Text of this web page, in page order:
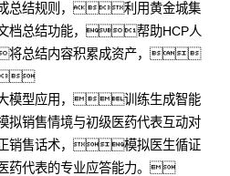
成总结规则，利用黄金城集
文档总结功能，帮助HCP人
将总结内容积累成资产，

大模型应用，训练生成智能
销售情境与初级医药代表互动对
销售话术，模拟医生循证
药代表的专业应答能力。